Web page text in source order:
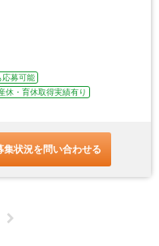
応募可能
休・育休取得実績有り
集状況を問い合わせる